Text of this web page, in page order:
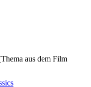
aus dem Film